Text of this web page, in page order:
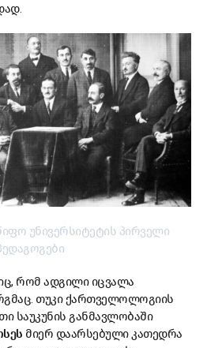
უნივერსიტეტის პირველი
რომ ადგილი იცვალა
თუკი ქართველოლოგიის
საუკუნის განმავლობაში
მიერ დაარსებული კათედრა